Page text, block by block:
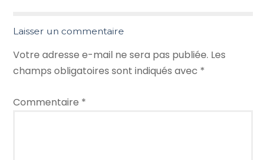
Laisser un commentaire
Votre adresse e-mail ne sera pas publiée. Les
champs obligatoires sont indiqués avec *
Commentaire *